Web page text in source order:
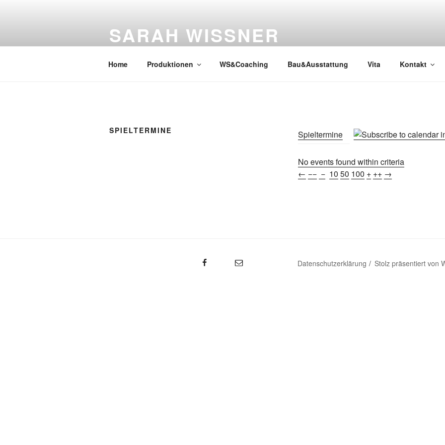
SARAH WISSNER
Home Produktionen WS&Coaching Bau&Ausstattung Vita Kontakt
SPIELTERMINE Spieltermine
No events found within criteria
← −− − 10 50 100 + ++ →
emal Datenschutzerklärung Stolz präsentiert von